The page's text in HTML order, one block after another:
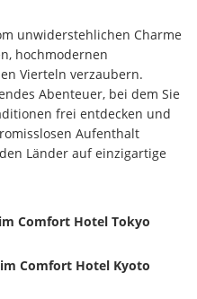
unwiderstehlichen Charme
hochmodernen
Vierteln verzaubern.
Abenteuer, bei dem Sie
frei entdecken und
Aufenthalt
Länder auf einzigartige
Comfort Hotel Tokyo
Comfort Hotel Kyoto